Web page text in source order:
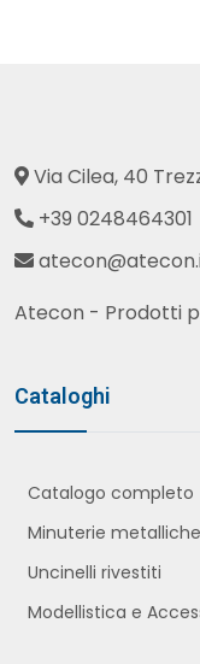
Via Cilea, 40
+39 0248464301
Atecon - Prodotti
Cataloghi
Catalogo completo
Minuterie metalliche
Uncinelli rivestiti
Modellistica e